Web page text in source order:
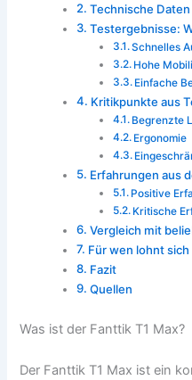
Technische
Testergebnisse:
Schnelles
Hohe
Einfache
Kritikpunkte aus
Begrenzte
Ergonomie
Erfahrungen aus
Positive
Kritische
Vergleich mit
Für wen lohnt
Fazit
Quellen
Was ist der Fanttik T1 Max?
Der Fanttik T1 Max ist ein